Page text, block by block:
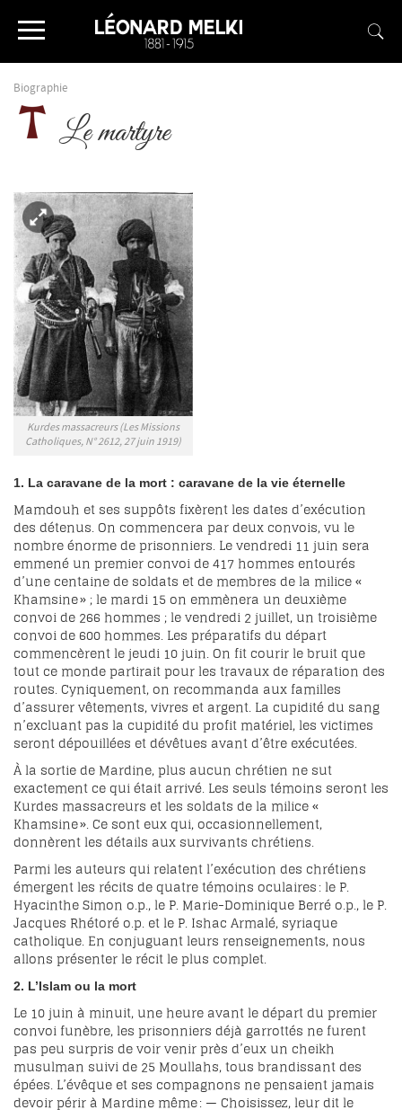
Biographie
Le martyre
Kurdes massacreurs (Les Missions
Catholiques, N° 2612, 27 juin 1919)
1. La caravane de la mort : caravane de la vie éternelle
Mamdouh et ses suppôts fixèrent les dates d’exécution
des détenus. On commencera par deux convois, vu le
nombre énorme de prisonniers. Le vendredi 11 juin sera
emmené un premier convoi de 417 hommes entourés
d’une centaine de soldats et de membres de la milice «
Khamsine » ; le mardi 15 on emmènera un deuxième
convoi de 266 hommes ; le vendredi 2 juillet, un troisième
convoi de 600 hommes. Les préparatifs du départ
commencèrent le jeudi 10 juin. On fit courir le bruit que
tout ce monde partirait pour les travaux de réparation des
routes. Cyniquement, on recommanda aux familles
d’assurer vêtements, vivres et argent. La cupidité du sang
n’excluant pas la cupidité du profit matériel, les victimes
seront dépouillées et dévêtues avant d’être exécutées.
À la sortie de Mardine, plus aucun chrétien ne sut
exactement ce qui était arrivé. Les seuls témoins seront les
Kurdes massacreurs et les soldats de la milice «
Khamsine ». Ce sont eux qui, occasionnellement,
donnèrent les détails aux survivants chrétiens.
Parmi les auteurs qui relatent l’exécution des chrétiens
émergent les récits de quatre témoins oculaires : le P.
Hyacinthe Simon o.p., le P. Marie-Dominique Berré o.p., le P.
Jacques Rhétoré o.p. et le P. Ishac Armalé, syriaque
catholique. En conjuguant leurs renseignements, nous
allons présenter le récit le plus complet.
2. L’Islam ou la mort
Le 10 juin à minuit, une heure avant le départ du premier
convoi funèbre, les prisonniers déjà garrottés ne furent
pas peu surpris de voir venir près d’eux un cheikh
musulman suivi de 25 Moullahs, tous brandissant des
épées. L’évêque et ses compagnons ne pensaient jamais
devoir périr à Mardine même : — Choisissez, leur dit le